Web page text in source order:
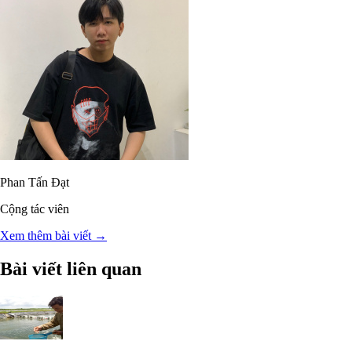
Phan Tấn Đạt
Cộng tác viên
Xem thêm bài viết →
Bài viết liên quan